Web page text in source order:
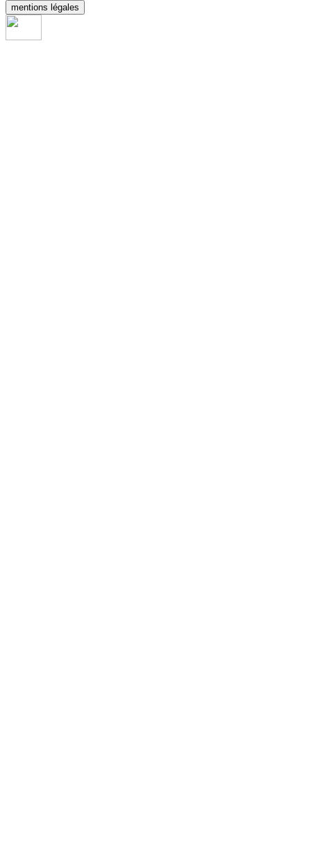
mentions légales